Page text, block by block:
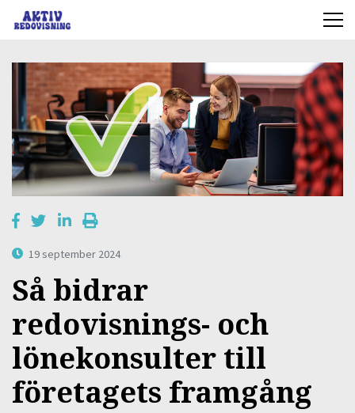
19 september 2024
Så bidrar
redovisnings- och
lönekonsulter till
företagets framgång